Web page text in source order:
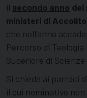
il secondo anno del
ministeri di
che nell’anno
Percorso di
Superiore di Scienze
Si chiede ai parroci
il cui nominativo